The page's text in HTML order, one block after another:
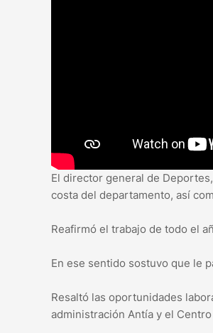
El director general de
costa del departamento, así
Reafirmó el trabajo de todo el
En ese sentido sostuvo que le
Resaltó las oportunidades
administración Antía y el